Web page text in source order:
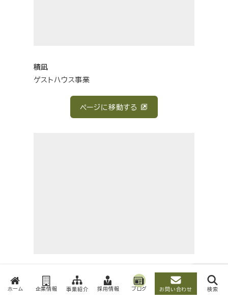
積凪
ゲストハウス事業
ページに移動する
RACATI
Bean to Bar 事業
ホーム 企業情報 事業紹介 採用情報 ブログ お問い合わせ 検索